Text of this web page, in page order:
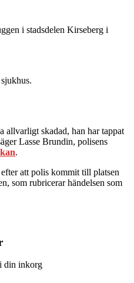
i stadsdelen Kirseberg i
allvarligt skadad, han har tappat
Lasse Brundin, polisens
.
att polis kommit till platsen
som rubricerar händelsen som
din inkorg